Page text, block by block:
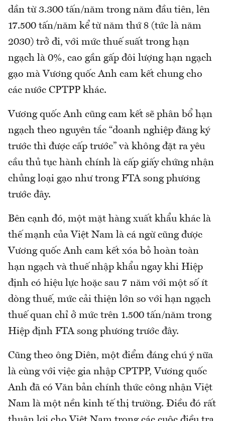
dần từ 3.300 tấn/năm trong năm đầu tiên, lên
17.500 tấn/năm kể từ năm thứ 8 (tức là năm
2030) trở đi, với mức thuế suất trong hạn
ngạch là 0%, cao gần gấp đôi lượng hạn ngạch
gạo mà Vương quốc Anh cam kết chung cho
các nước CPTPP khác.
Vương quốc Anh cũng cam kết sẽ phân bổ hạn
ngạch theo nguyên tắc “doanh nghiệp đăng ký
trước thì được cấp trước” và không đặt ra yêu
cầu thủ tục hành chính là cấp giấy chứng nhận
chủng loại gạo như trong FTA song phương
trước đây.
Bên cạnh đó, một mặt hàng xuất khẩu khác là
thế mạnh của Việt Nam là cá ngừ cũng được
Vương quốc Anh cam kết xóa bỏ hoàn toàn
hạn ngạch và thuế nhập khẩu ngay khi Hiệp
định có hiệu lực hoặc sau 7 năm với một số ít
dòng thuế, mức cải thiện lớn so với hạn ngạch
thuế quan chỉ ở mức trên 1.500 tấn/năm trong
Hiệp định FTA song phương trước đây.
Cũng theo ông Diên, một điểm đáng chú ý nữa
là cùng với việc gia nhập CPTPP, Vương quốc
Anh đã có Văn bản chính thức công nhận Việt
Nam là một nền kinh tế thị trường. Điều đó rất